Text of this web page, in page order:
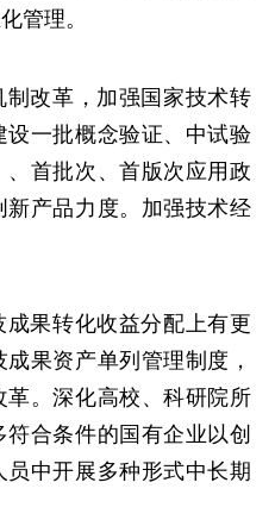
管理。
改革，加强国家技术转
一批概念验证、中试验
首批次、首版次应用政
产品力度。加强技术经
果转化收益分配上有更
果资产单列管理制度，
。深化高校、科研院所
合条件的国有企业以创
中开展多种形式中长期